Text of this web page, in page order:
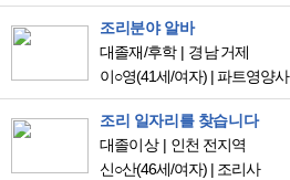
조리분야 알바
대졸재/후학
경남 거제
이○영(41세/여자) |파트영양사
조리 일자리를 찾습니다
대졸이상
인천 전지역
신○산(46세/여자) | 조리사